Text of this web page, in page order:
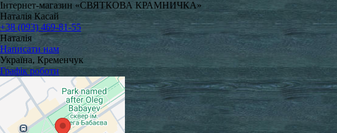
Інтернет-магазин «СВЯТКОВА КРАМНИЧКА»
Наталія Касай
+38 (093) 469-81-55
Наталія
Написати нам
Україна, Кременчук
Графік роботи